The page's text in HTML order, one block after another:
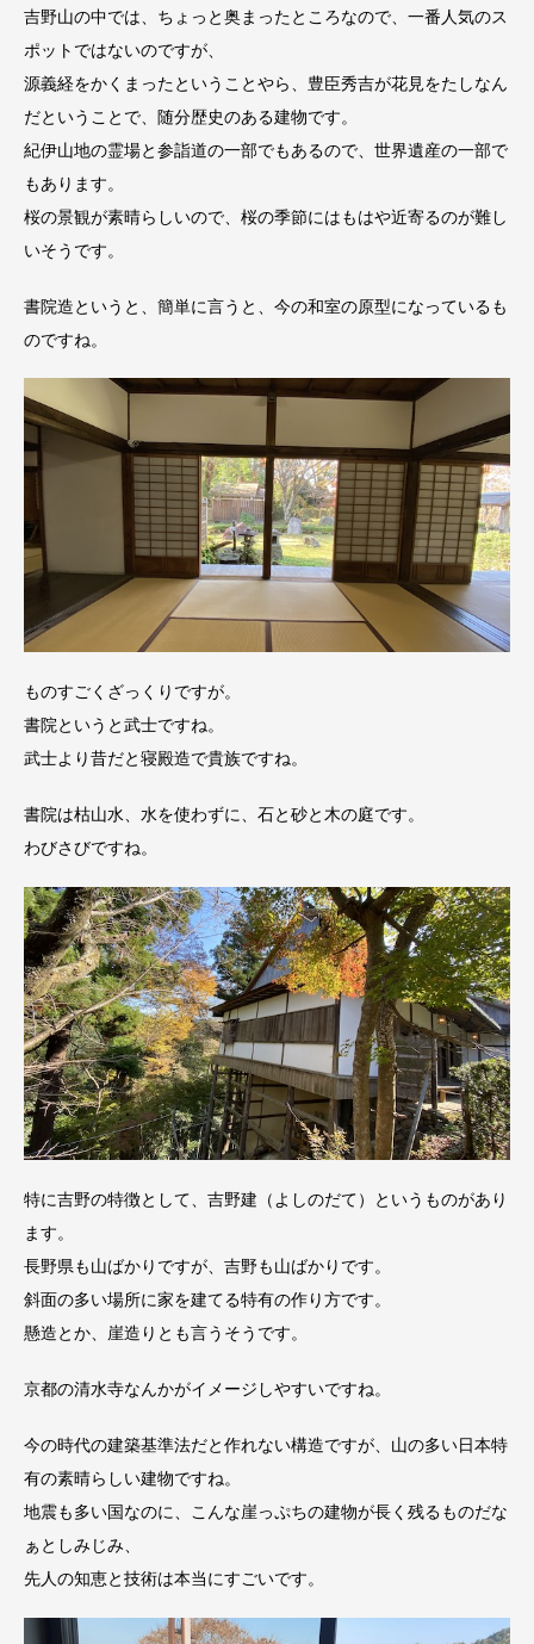
吉野山の中では、ちょっと奥まったところなので、一番人気のス
ポットではないのですが、
源義経をかくまったということやら、豊臣秀吉が花見をたしなん
だということで、随分歴史のある建物です。
紀伊山地の霊場と参詣道の一部でもあるので、世界遺産の一部で
もあります。
桜の景観が素晴らしいので、桜の季節にはもはや近寄るのが難し
いそうです。
書院造というと、簡単に言うと、今の和室の原型になっているも
のですね。
ものすごくざっくりですが。
書院というと武士ですね。
武士より昔だと寝殿造で貴族ですね。
書院は枯山水、水を使わずに、石と砂と木の庭です。
わびさびですね。
特に吉野の特徴として、吉野建（よしのだて）というものがあり
ます。
長野県も山ばかりですが、吉野も山ばかりです。
斜面の多い場所に家を建てる特有の作り方です。
懸造とか、崖造りとも言うそうです。
京都の清水寺なんかがイメージしやすいですね。
今の時代の建築基準法だと作れない構造ですが、山の多い日本特
有の素晴らしい建物ですね。
地震も多い国なのに、こんな崖っぷちの建物が長く残るものだな
ぁとしみじみ、
先人の知恵と技術は本当にすごいです。